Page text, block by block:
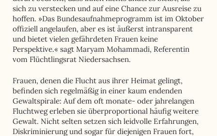
sich zu verstecken und auf eine Chance zur Ausreise zu
hoffen. »Das Bundesaufnahmeprogramm ist im Oktober
offiziell angelaufen, aber es ist äußerst intransparent
und bietet vielen gefährdeten Frauen keine
Perspektive.« sagt Maryam Mohammadi, Referentin
vom Flüchtlingsrat Niedersachsen.
Frauen, denen die Flucht aus ihrer Heimat gelingt,
befinden sich regelmäßig in einer kaum endenden
Gewaltspirale: Auf dem oft monate- oder jahrelangen
Fluchtweg erleben sie überproportional häufig weitere
Gewalt. Nicht selten setzen sich leidvolle Erfahrungen,
Diskriminierung und sogar für diejenigen Frauen fort,